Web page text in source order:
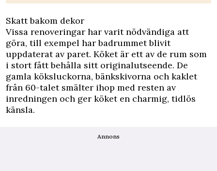
Skatt bakom dekor
Vissa renoveringar har varit nödvändiga att
göra, till exempel har badrummet blivit
uppdaterat av paret. Köket är ett av de rum som
i stort fått behålla sitt originalutseende. De
gamla köksluckorna, bänkskivorna och kaklet
från 60-talet smälter ihop med ­resten av
inredningen och ger köket en charmig, tidlös
känsla.
Annons